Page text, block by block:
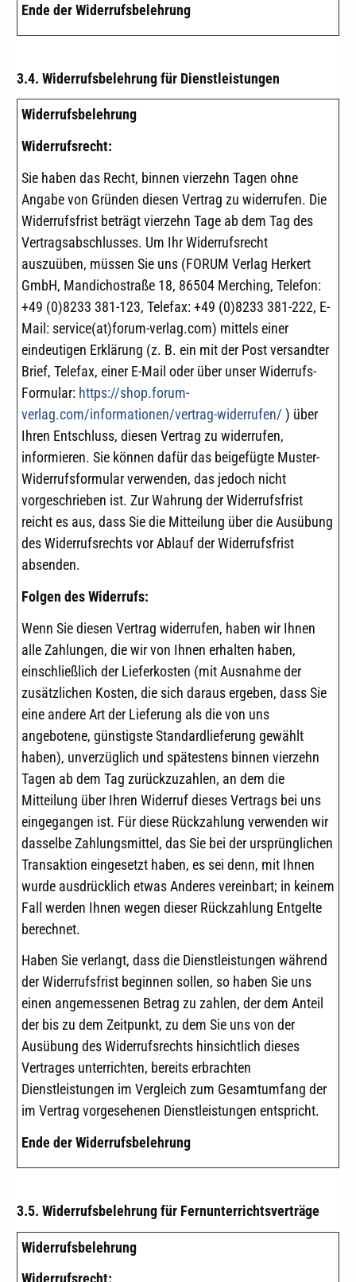
Ende der Widerrufsbelehrung
3.4. Widerrufsbelehrung für Dienstleistungen
Widerrufsbelehrung
Widerrufsrecht:
Sie haben das Recht, binnen vierzehn Tagen ohne
Angabe von Gründen diesen Vertrag zu widerrufen. Die
Widerrufsfrist beträgt vierzehn Tage ab dem Tag des
Vertragsabschlusses. Um Ihr Widerrufsrecht
auszuüben, müssen Sie uns (FORUM Verlag Herkert
GmbH, Mandichostraße 18, 86504 Merching, Telefon:
+49 (0)8233 381-123, Telefax: +49 (0)8233 381-222, E-
Mail: service(at)forum-verlag.com) mittels einer
eindeutigen Erklärung (z. B. ein mit der Post versandter
Brief, Telefax, einer E-Mail oder über unser Widerrufs-
Formular: https://shop.forum-
verlag.com/informationen/vertrag-widerrufen/ ) über
Ihren Entschluss, diesen Vertrag zu widerrufen,
informieren. Sie können dafür das beigefügte Muster-
Widerrufsformular verwenden, das jedoch nicht
vorgeschrieben ist. Zur Wahrung der Widerrufsfrist
reicht es aus, dass Sie die Mitteilung über die Ausübung
des Widerrufsrechts vor Ablauf der Widerrufsfrist
absenden.
Folgen des Widerrufs:
Wenn Sie diesen Vertrag widerrufen, haben wir Ihnen
alle Zahlungen, die wir von Ihnen erhalten haben,
einschließlich der Lieferkosten (mit Ausnahme der
zusätzlichen Kosten, die sich daraus ergeben, dass Sie
eine andere Art der Lieferung als die von uns
angebotene, günstigste Standardlieferung gewählt
haben), unverzüglich und spätestens binnen vierzehn
Tagen ab dem Tag zurückzuzahlen, an dem die
Mitteilung über Ihren Widerruf dieses Vertrags bei uns
eingegangen ist. Für diese Rückzahlung verwenden wir
dasselbe Zahlungsmittel, das Sie bei der ursprünglichen
Transaktion eingesetzt haben, es sei denn, mit Ihnen
wurde ausdrücklich etwas Anderes vereinbart; in keinem
Fall werden Ihnen wegen dieser Rückzahlung Entgelte
berechnet.
Haben Sie verlangt, dass die Dienstleistungen während
der Widerrufsfrist beginnen sollen, so haben Sie uns
einen angemessenen Betrag zu zahlen, der dem Anteil
der bis zu dem Zeitpunkt, zu dem Sie uns von der
Ausübung des Widerrufsrechts hinsichtlich dieses
Vertrages unterrichten, bereits erbrachten
Dienstleistungen im Vergleich zum Gesamtumfang der
im Vertrag vorgesehenen Dienstleistungen entspricht.
Ende der Widerrufsbelehrung
3.5. Widerrufsbelehrung für Fernunterrichtsverträge
Widerrufsbelehrung